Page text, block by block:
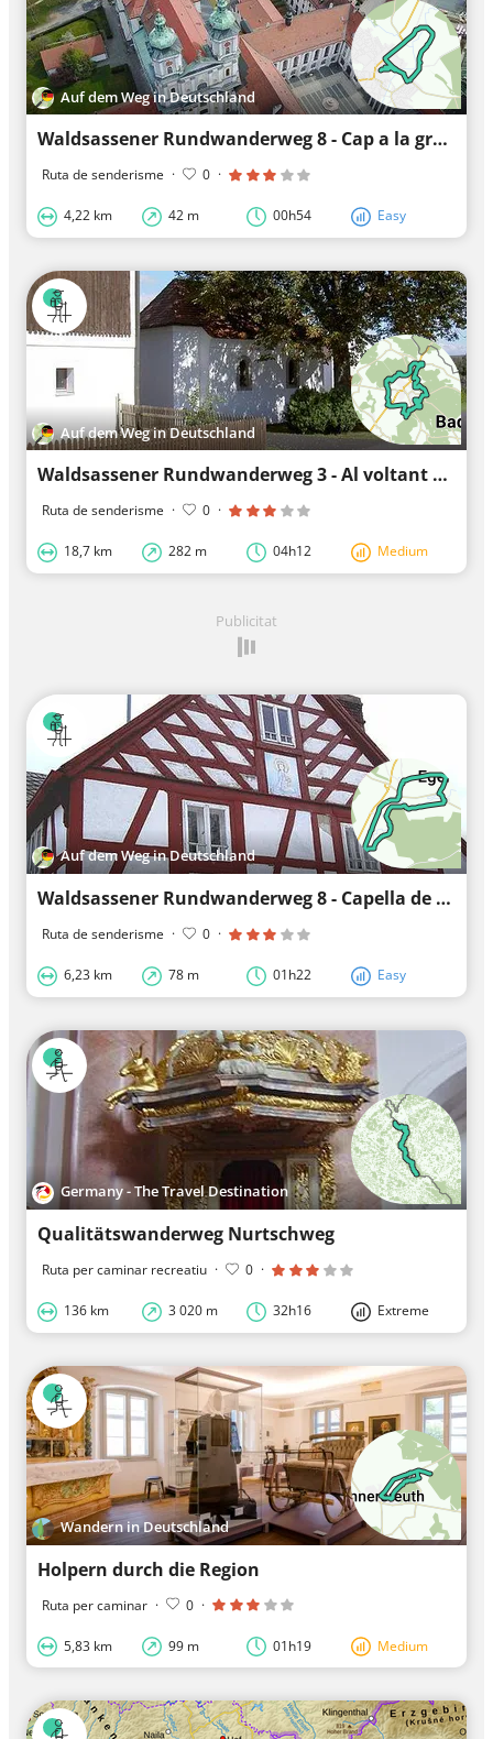
Auf dem Weg in Deutschland
Waldsassener Rundwanderweg 8 - Cap a la gruta de Lourdes - Ruta principal
Ruta de senderisme · 0 ·
4,22 km 42 m 00h54 Easy
Auf dem Weg in Deutschland
Waldsassener Rundwanderweg 3 - Al voltant de Waldsassen
Ruta de senderisme · 0 ·
18,7 km 282 m 04h12 Medium
Publicitat
Auf dem Weg in Deutschland
Waldsassener Rundwanderweg 8 - Capella de Lourdes - ruta alternativa A
Ruta de senderisme · 0 ·
6,23 km 78 m 01h22 Easy
Germany - The Travel Destination
Qualitätswanderweg Nurtschweg
Ruta per caminar recreatiu · 0 ·
136 km 3 020 m 32h16 Extreme
Wandern in Deutschland
Holpern durch die Region
Ruta per caminar · 0 ·
5,83 km 99 m 01h19 Medium